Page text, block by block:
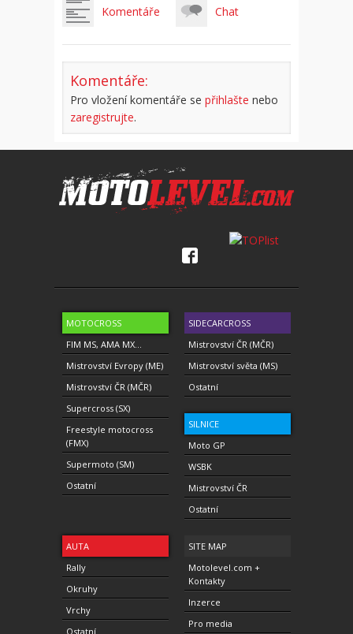
Komentáře Chat
Komentáře:
Pro vložení komentáře se přihlašte nebo
zaregistrujte.
MOTOCROSS
FIM MS, AMA MX...
Mistrovství Evropy (ME)
Mistrovství ČR (MČR)
Supercross (SX)
Freestyle motocross
(FMX)
Supermoto (SM)
Ostatní
SIDECARCROSS
Mistrovství ČR (MČR)
Mistrovství světa (MS)
Ostatní
SILNICE
Moto GP
WSBK
Mistrovství ČR
Ostatní
AUTA
Rally
Okruhy
Vrchy
Ostatní
SITE MAP
Motolevel.com +
Kontakty
Inzerce
Pro media